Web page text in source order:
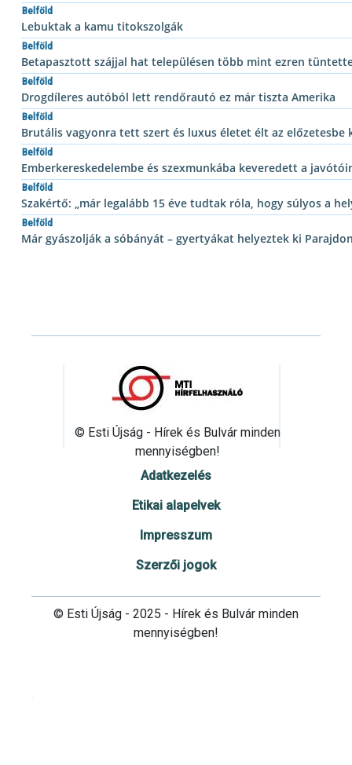
Belföld
Lebuktak a kamu titokszolgák
Belföld
Betapasztott szájjal hat településen több mint ezren
Belföld
Drogdíleres autóból lett rendőrautó ez már tiszta Amerika
Belföld
Brutális vagyonra tett szert és luxus életet élt az
Belföld
Emberkereskedelembe és szexmunkába keveredett a
Belföld
Szakértő: „már legalább 15 éve tudtak róla, hogy súlyos a
Belföld
Már gyászolják a sóbányát – gyertyákat helyeztek ki
© Esti Újság - Hírek és Bulvár minden
mennyiségben!
Adatkezelés
Etikai alapelvek
Impresszum
Szerzői jogok
© Esti Újság - 2025 - Hírek és Bulvár minden
mennyiségben!